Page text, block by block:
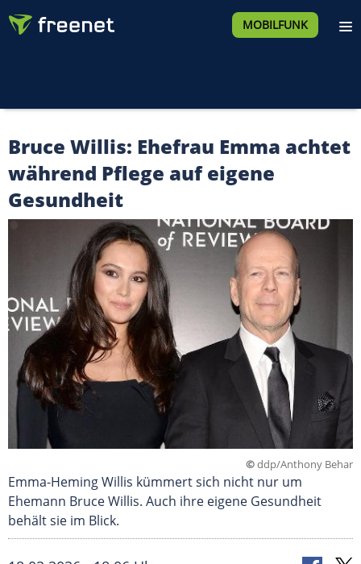
MOBILFUNK
Bruce Willis: Ehefrau Emma achtet
während Pflege auf eigene
Gesundheit
©ddp/Anthony Behar
Emma-Heming Willis kümmert sich nicht nur um
Ehemann Bruce Willis. Auch ihre eigene Gesundheit
behält sie im Blick.